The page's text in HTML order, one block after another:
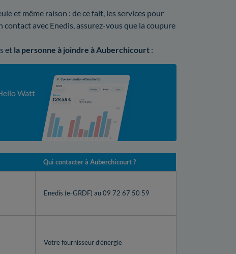
et même raison : de ce fait, les services pour
avec Enedis, assurez-vous que la coupure
et la personne à joindre à Auberchicourt :
Watt
Qui contacter à Auberchicourt ?
Enedis (e-GRDF) au 09 72 67 50 59
Votre fournisseur d’énergie